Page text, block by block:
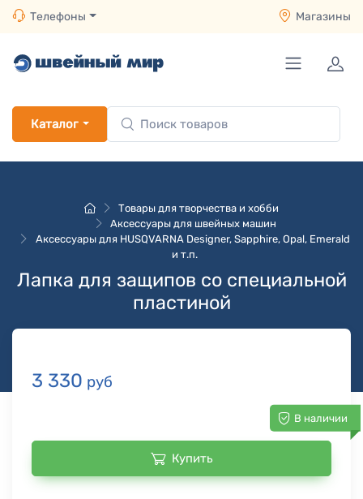
Телефоны Магазины
Каталог
Товары для творчества и хобби
Аксессуары для швейных машин
Аксессуары для HUSQVARNA Designer, Sapphire, Opal, Emerald
и т.п.
Лапка для защипов со специальной
пластиной
3 330 руб
В наличии
Купить